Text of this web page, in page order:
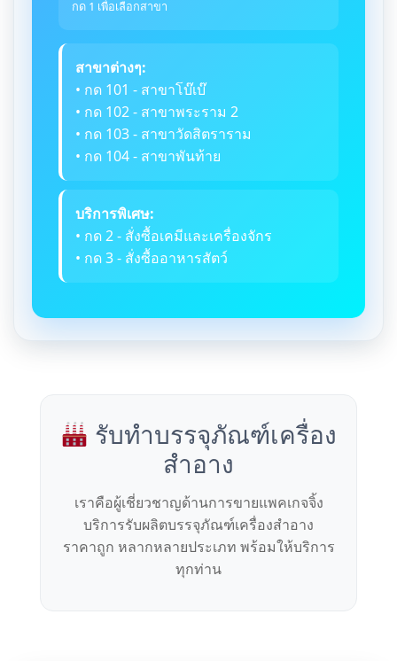
กด 1 เพื่อเลือกสาขา
สาขาต่างๆ:
• กด 101 - สาขาโบ๊เบ๊
• กด 102 - สาขาพระราม 2
• กด 103 - สาขาวัดสิตราราม
• กด 104 - สาขาพันท้าย
บริการพิเศษ:
• กด 2 - สั่งซื้อเคมีและเครื่องจักร
• กด 3 - สั่งซื้ออาหารสัตว์
รับทำบรรจุภัณฑ์เครื่อง
สำอาง
เราคือผู้เชี่ยวชาญด้านการขายแพคเกจจิ้ง
บริการรับผลิตบรรจุภัณฑ์เครื่องสำอาง
ราคาถูก หลากหลายประเภท พร้อมให้บริการ
ทุกท่าน